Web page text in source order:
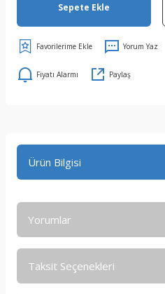
Sepete Ekle
Yorum Yaz
Fiyatı Alarmı Paylaş
Ürün Bilgisi
Yorumlar
Taksit Seçenekleri